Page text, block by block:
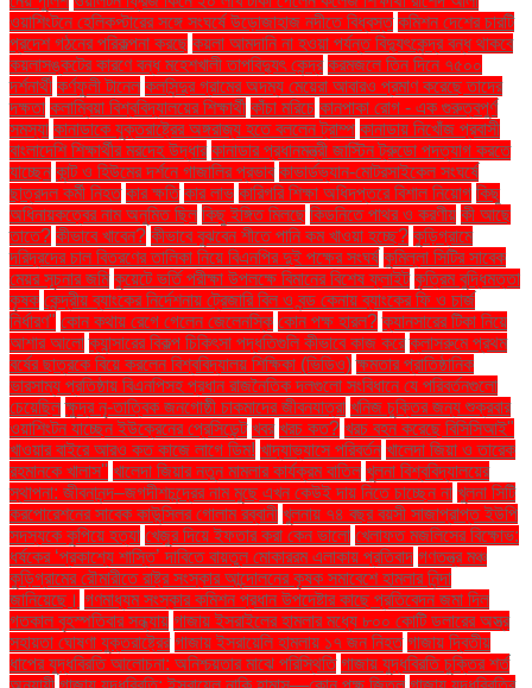
ওয়াশিংটনে হেলিকপ্টারের সঙ্গে সংঘর্ষে উড়োজাহাজ নদীতে বিধ্বস্ত কমিশন দেশের চারটি
প্রদেশ গঠনের পরিকল্পনা করছে কয়লা আমদানি না হওয়া পর্যন্ত বিদ্যুৎকেন্দ্র বন্ধ থাকবে
কয়লাসঙ্কটের কারণে বন্ধ মহেশখালী তাপবিদ্যুৎ কেন্দ্র করমজলে তিন দিনে ৭৫০০
দর্শনার্থী কর্ণফুলী টানেল কলসিন্দুর গ্রামের অদম্য মেয়েরা আবারও প্রমাণ করেছে তাদের
দক্ষতা কলাম্বিয়া বিশ্ববিদ্যালয়ের শিক্ষার্থী কাঁচা মরিচে কানপাকা রোগ - এক গুরুত্বপুর্ণ
সমস্যা কানাডাকে যুক্তরাষ্ট্রের অঙ্গরাজ্য হতে বললেন ট্রাম্প কানাডায় নিখোঁজ প্রবাসী
বাংলাদেশি শিক্ষার্থীর মরদেহ উদ্ধার কানাডার প্রধানমন্ত্রী জাস্টিন ট্রুডো পদত্যাগ করতে
যাচ্ছেন কান্ট ও হিউমের দর্শনে গাজালির প্রভাব কাভার্ডভ্যান-মোটরসাইকেল সংঘর্ষে
ছাত্রদল কর্মী নিহত কার ক্ষতি কার লাভ কারিগরি শিক্ষা অধিদপ্তরে বিশাল নিয়োগ কিছু
অধিনায়কত্বের নাম অনুমিত ছিল কিছু ইঙ্গিত মিলছে কিডনিতে পাথর ও করণীয় কী আছে
তাতে? কীভাবে খাবেন? কীভাবে বুঝবেন শীতে পানি কম খাওয়া হচ্ছে? কুড়িগ্রামে
দরিদ্রদের চাল বিতরণের তালিকা নিয়ে বিএনপির দুই পক্ষের সংঘর্ষ কুমিল্লা সিটির সাবেক
মেয়র সূচনার জমি কুয়েটে ভর্তি পরীক্ষা উপলক্ষে বিমানের বিশেষ ফ্লাইট কৃত্রিম বুদ্ধিমত্তা
কৃষক কেন্দ্রীয় ব্যাংকের নির্দেশনায় ট্রেজারি বিল ও বন্ড কেনায় ব্যাংকের ফি ও চার্জ
নির্ধারণ" কোন কথায় রেগে গেলেন জেলেনস্কি কোন পক্ষ হারল? ক্যানসারের টিকা নিয়ে
আশার আলো ক্যান্সারের বিকল্প চিকিৎসা পদ্ধতিগুলি কীভাবে কাজ করে ক্লাসরুমে প্রথম
বর্ষের ছাত্রকে বিয়ে করলেন বিশ্ববিদ্যালয় শিক্ষিকা (ভিডিও) ক্ষমতার প্রাতিষ্ঠানিক
ভারসাম্য প্রতিষ্ঠায় বিএনপিসহ প্রধান রাজনৈতিক দলগুলো সংবিধানে যে পরিবর্তনগুলো
চেয়েছিল ক্ষুদ্র নৃ-তাত্বিক জনগোষ্ঠী চাকমাদের জীবনযাত্রা খনিজ চুক্তির জন্য শুক্রবার
ওয়াশিংটন যাচ্ছেন ইউক্রেনের প্রেসিডেন্ট খবর খরচ কত? খরচ বহন করেছে বিসিসিআই"
খাওয়ার বাইরে আরও কত কাজে লাগে ডিম! খাদ্যাভ্যাসে পরিবর্তন খালেদা জিয়া ও তারেক
রহমানকে খালাস'' খালেদা জিয়ার নতুন মামলার কার্যক্রম বাতিল খুলনা বিশ্ববিদ্যালয়ের
স্থাপনা: জীবনানন্দ–জগদীশচন্দ্রের নাম মুছে এখন কেউই দায় নিতে চাচ্ছেন না খুলনা সিটি
করপোরেশনের সাবেক কাউন্সিলর গোলাম রব্বানী খুলনায় ৭৪ বছর বয়সী সাজাপ্রাপ্ত ইউপি
সদস্যকে কুপিয়ে হত্যা খেজুর দিয়ে ইফতার করা কেন ভালো খেলাফত মজলিসের বিক্ষোভ:
ধর্ষকের ‘প্রকাশ্যে শাস্তি’ দাবিতে বায়তুল মোকাররম এলাকায় প্রতিবাদ গণতন্ত্র মঞ্চ
কুড়িগ্রামের রৌমারীতে রাষ্ট্র সংস্কার আন্দোলনের কৃষক সমাবেশে হামলার নিন্দা
জানিয়েছে। গণমাধ্যম সংস্কার কমিশন প্রধান উপদেষ্টার কাছে প্রতিবেদন জমা দিল
গতকাল বৃহস্পতিবার সন্ধ্যায় গাজায় ইসরাইলের হামলার মধ্যে ৮০০ কোটি ডলারের অস্ত্র
সহায়তা ঘোষণা যুক্তরাষ্ট্রের গাজায় ইসরায়েলি হামলায় ১৭ জন নিহত গাজায় দ্বিতীয়
ধাপের যুদ্ধবিরতি আলোচনা: অনিশ্চয়তার মাঝে পরিস্থিতি গাজায় যুদ্ধবিরতি চুক্তির শর্ত